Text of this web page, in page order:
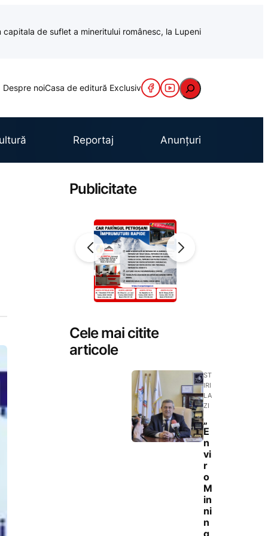
de suflet a mineritului românesc, la Lupeni
Despre noiCasa de editură Exclusiv Caută
Reportaj Anunțuri
Publicitate
Cele mai citite
articole
ST
IRI
LA
ZI
„
E
n
vi
r
o
M
in
ni
n
g